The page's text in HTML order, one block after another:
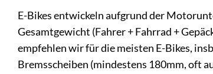
E-Bikes entwickeln aufgrund der
Gesamtgewicht (Fahrer + Fahrrad +
empfehlen wir für die meisten E-Bikes,
Bremsscheiben (mindestens 180mm, oft